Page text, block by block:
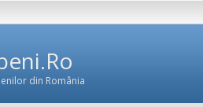
din România